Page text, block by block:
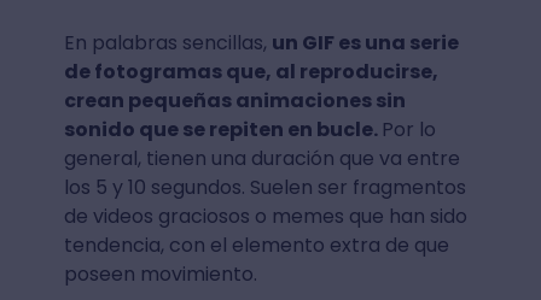
En palabras sencillas, un GIF es una serie
de fotogramas que, al reproducirse,
crean pequeñas animaciones sin
sonido que se repiten en bucle. Por lo
general, tienen una duración que va entre
los 5 y 10 segundos. Suelen ser fragmentos
de videos graciosos o memes que han sido
tendencia, con el elemento extra de que
poseen movimiento.